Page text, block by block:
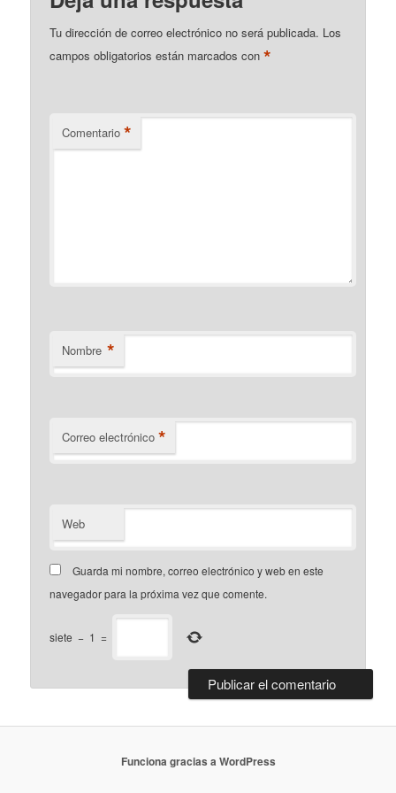
Tu dirección de correo electrónico no será publicada. Los
campos obligatorios están marcados con*
Comentario *
Nombre *
Correo electrónico *
Web
Guarda mi nombre, correo electrónico y web en este
navegador para la próxima vez que comente.
siete − 1 =
Funciona gracias a WordPress